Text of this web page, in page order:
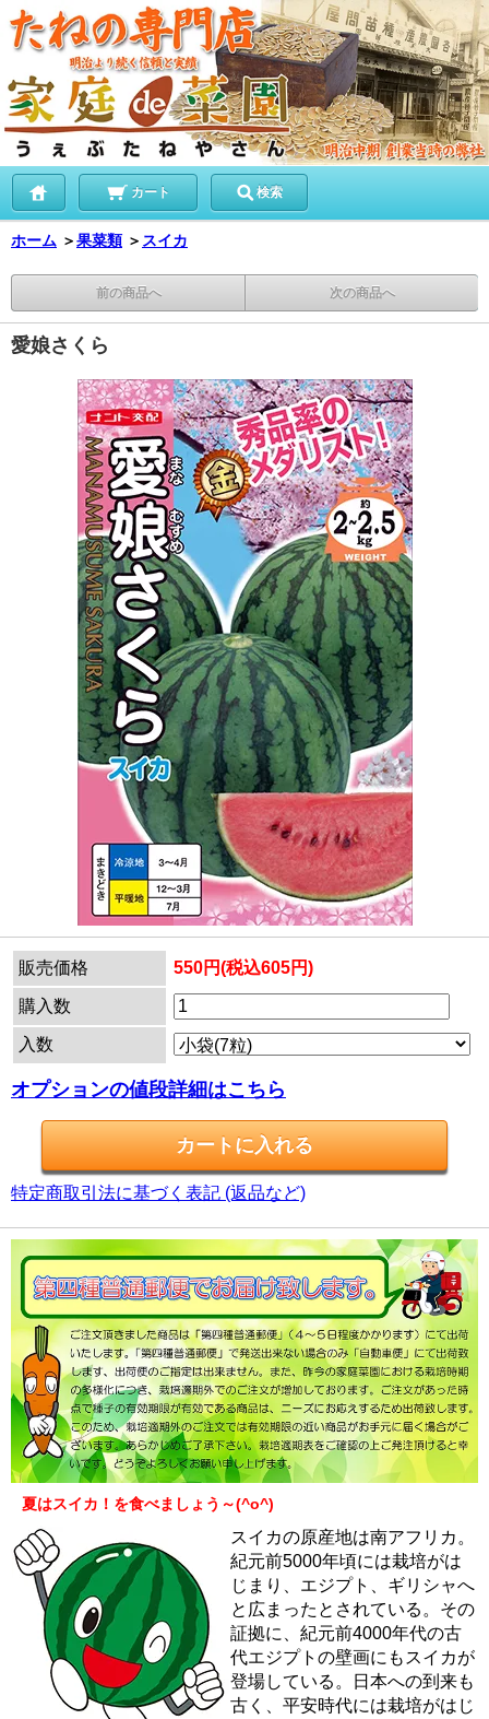
カート 検索
ホーム ＞果菜類 ＞ スイカ
前の商品へ 次の商品へ
愛娘さくら
販売価格 550円(税込605円)
購入数
入数
オプションの値段詳細はこちら
特定商取引法に基づく表記 (返品など)
夏はスイカ！を食べましょう～(^o^)
スイカの原産地は南アフリカ。
紀元前5000年頃には栽培がは
じまり、エジプト、ギリシャへ
と広まったとされている。その
証拠に、紀元前4000年代の古
代エジプトの壁画にもスイカが
登場している。日本への到来も
古く、平安時代には栽培がはじ